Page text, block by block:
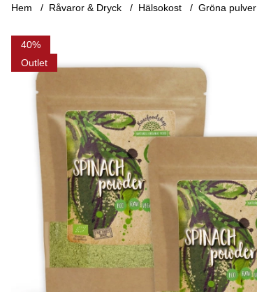
Hem Råvaror & Dryck Hälsokost Gröna pulver
40
Outlet
Produktbilder Spenatpulver EKO 250g x 3 paket